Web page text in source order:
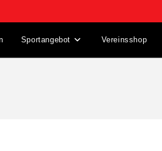
Sportangebot Vereinsshop